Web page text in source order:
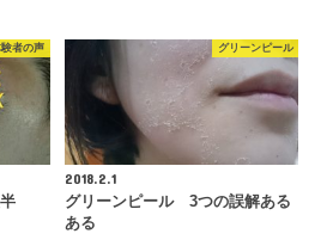
者の声 グリーンピール
2018.2.1
グリーンピール 3つの誤解ある
ある